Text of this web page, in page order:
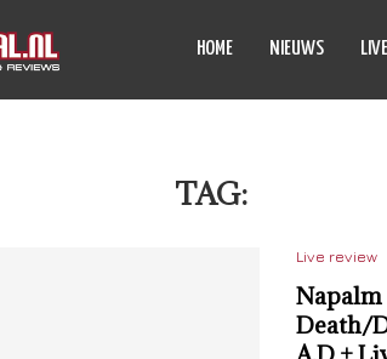
HOME NIEUWS LIVE
TAG:
Live review
Napalm
Death/